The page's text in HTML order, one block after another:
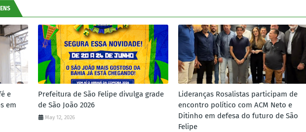
e
em
Prefeitura de São Felipe divulga grade
de São João 2026
May 12, 2026
Lideranças Rosalistas participam de
encontro político com ACM Neto e
Ditinho em defesa do futuro de São
Felipe